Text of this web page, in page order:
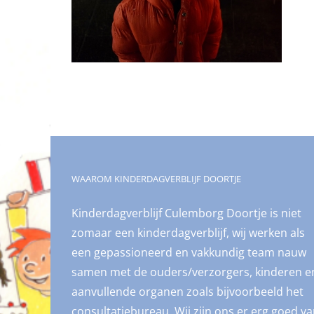
WAAROM KINDERDAGVERBLIJF DOORTJE
Kinderdagverblijf Culemborg Doortje is niet
zomaar een kinderdagverblijf, wij werken als
een gepassioneerd en vakkundig team nauw
samen met de ouders/verzorgers, kinderen
aanvullende organen zoals bijvoorbeeld het